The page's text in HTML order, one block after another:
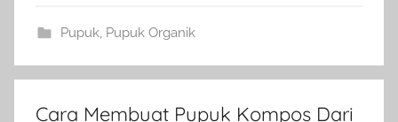
Pupuk, Pupuk Organik
Cara Membuat Pupuk Kompos Dari